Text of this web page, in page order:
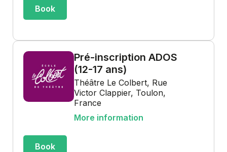
Book
Pré-inscription ADOS
(12-17 ans)
Théâtre Le Colbert, Rue
Victor Clappier, Toulon,
France
More information
Book